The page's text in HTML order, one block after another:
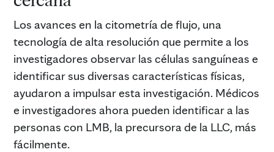
Los avances en la citometría de flujo, una
tecnología de alta resolución que permite a los
investigadores observar las células sanguíneas e
identificar sus diversas características físicas,
ayudaron a impulsar esta investigación. Médicos
e investigadores ahora pueden identificar a las
personas con LMB, la precursora de la LLC, más
fácilmente.